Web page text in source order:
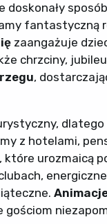
doskonały
fantastyczną
zaangażuje
chrzciny,
,
z hotelami,
urozmaicą